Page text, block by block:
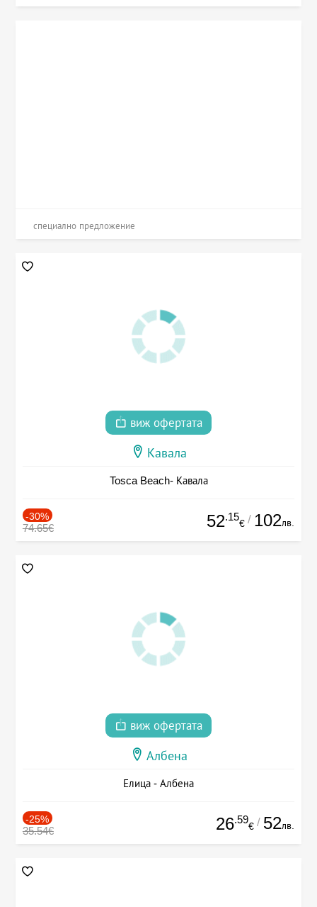
специално предложение
виж офертата
Кавала
Tosca Beach- Кавала
-30%
74.65€ 52.15
€ / 102лв.
виж офертата
Албена
Елица - Албена
-25%
35.54€ 26.59
€ / 52лв.